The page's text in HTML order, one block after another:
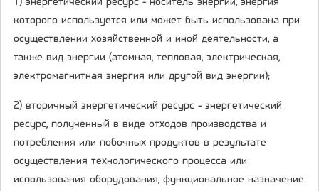
которого используется или может быть использована при
осуществлении хозяйственной и иной деятельности, а
также вид энергии (атомная, тепловая, электрическая,
электромагнитная энергия или другой вид энергии);
2) вторичный энергетический ресурс - энергетический
ресурс, полученный в виде отходов производства и
потребления или побочных продуктов в результате
осуществления технологического процесса или
использования оборудования, функциональное назначение